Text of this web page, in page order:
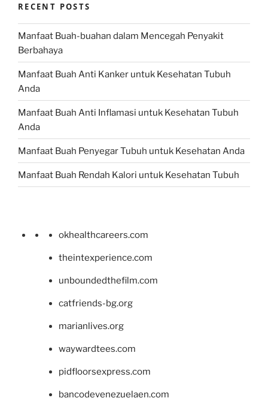
RECENT POSTS
Manfaat Buah-buahan dalam Mencegah Penyakit
Berbahaya
Manfaat Buah Anti Kanker untuk Kesehatan Tubuh
Anda
Manfaat Buah Anti Inflamasi untuk Kesehatan Tubuh
Anda
Manfaat Buah Penyegar Tubuh untuk Kesehatan Anda
Manfaat Buah Rendah Kalori untuk Kesehatan Tubuh
okhealthcareers.com
theintexperience.com
unboundedthefilm.com
catfriends-bg.org
marianlives.org
waywardtees.com
pidfloorsexpress.com
bancodevenezuelaen.com